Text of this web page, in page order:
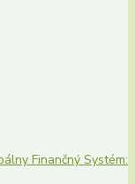
Finančný Systém: